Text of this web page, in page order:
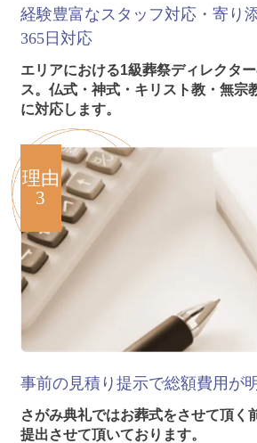
経験豊富なスタッフ対応・寄り
365日対応
エリアにおける1級葬祭ディレクタ
ス。仏式・神式・キリスト教・無宗
に対応します。
理由
3
事前の見積り提示で総額費用が
さがみ典礼ではお葬式をさせて頂く
提出させて頂いております。